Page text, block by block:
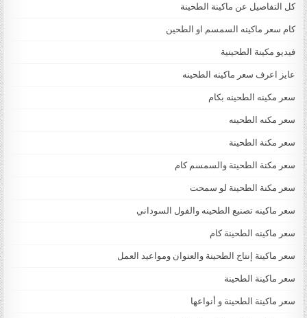
كل التفاصيل عن ماكينة الطحينة
كام سعر ماكينه السمسم او الطحين
فيديو مكينة الطحينية
عايز اعرف سعر ماكينه الطحينه
سعر مكينه الطحينه بكام
سعر مكنه الطحينه
سعر مكنة الطحينة
سعر مكنة الطحينة والسمسم كام
سعر مكنة الطحينة لو سمحت
سعر ماكينه تصنيع الطحينه والفول السوداني
سعر ماكينه الطحينة كام
سعر ماكينة إنتاج الطحينة والعنوان ومواعيد العمل
سعر ماكينة الطحينة
سعر ماكينة الطحينة و أنواعها